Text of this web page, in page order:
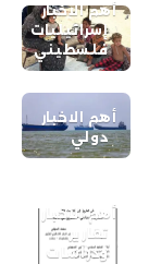
أهم الاخبار
إسرائيليات
فلسطيني
أهم الاخبار
دولي
أهم الاخبار
تقارير
ودراسات